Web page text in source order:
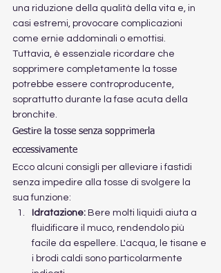
una riduzione della qualità della vita e, in
casi estremi, provocare complicazioni
come ernie addominali o emottisi.
Tuttavia, è essenziale ricordare che
sopprimere completamente la tosse
potrebbe essere controproducente,
soprattutto durante la fase acuta della
bronchite.
Gestire la tosse senza sopprimerla
eccessivamente
Ecco alcuni consigli per alleviare i fastidi
senza impedire alla tosse di svolgere la
sua funzione:
Idratazione: Bere molti liquidi aiuta a
fluidificare il muco, rendendolo più
facile da espellere. L'acqua, le tisane e
i brodi caldi sono particolarmente